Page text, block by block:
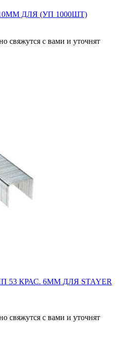
ДЛЯ (УП 1000ШТ)
свяжутся с вами и уточнят
53 КРАС. 6ММ ДЛЯ STAYER
свяжутся с вами и уточнят